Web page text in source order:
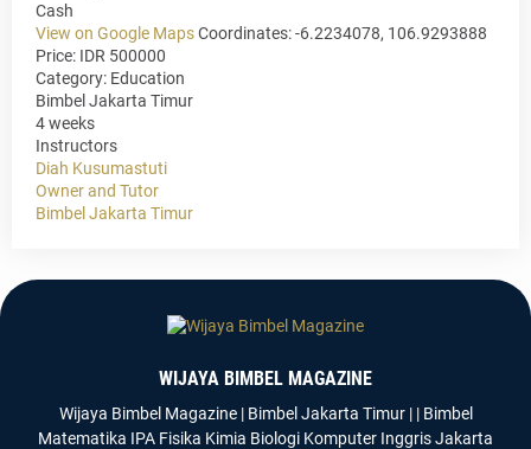
Cash
View on Google MapsCoordinates: -6.2234078, 106.9293888
Price: IDR 500000
Category: Education
Bimbel Jakarta Timur
4 weeks
Instructors
Diah Kusumastuti
Owner and Tutor
Bimbel Jakarta Timur
WIJAYA BIMBEL MAGAZINE
Wijaya Bimbel Magazine | Bimbel Jakarta Timur | | Bimbel
Matematika IPA Fisika Kimia Biologi Komputer Inggris Jakarta